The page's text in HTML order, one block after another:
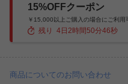
15%OFFクーポン
￥15,000以上ご購入の場合にご利用
残り 4 日 2 時間50分45秒
商品についてのお問い合わせ